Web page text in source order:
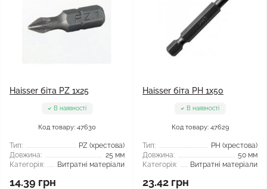
Haisser біта PZ 1x25
В наявності
Код товару: 47630
Тип:
PZ (хрестова)
Довжина:
25 мм
Категорія:
Витратні матеріали
14.39 грн
Haisser біта PH 1x50
В наявності
Код товару: 47629
Тип:
РН (хрестова)
Довжина:
50 мм
Категорія:
Витратні матеріали
23.42 грн